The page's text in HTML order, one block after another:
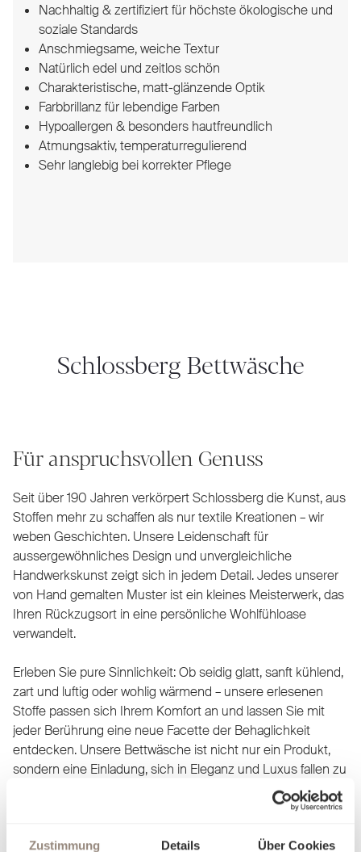
Zustimmung Details Über Cookies
Nachhaltig & zertifiziert für höchste ökologische und
soziale Standards
Anschmiegsame, weiche Textur
Natürlich edel und zeitlos schön
Charakteristische, matt-glänzende Optik
Farbbrillanz für lebendige Farben
Hypoallergen & besonders hautfreundlich
Atmungsaktiv, temperaturregulierend
Sehr langlebig bei korrekter Pflege
Schlossberg Bettwäsche
Für anspruchsvollen Genuss
Seit über 190 Jahren verkörpert Schlossberg die Kunst, aus
Stoffen mehr zu schaffen als nur textile Kreationen – wir
weben Geschichten. Unsere Leidenschaft für
aussergewöhnliches Design und unvergleichliche
Handwerkskunst zeigt sich in jedem Detail. Jedes unserer
von Hand gemalten Muster ist ein kleines Meisterwerk, das
Ihren Rückzugsort in eine persönliche Wohlfühloase
verwandelt.
Erleben Sie pure Sinnlichkeit: Ob seidig glatt, sanft kühlend,
zart und luftig oder wohlig wärmend – unsere erlesenen
Stoffe passen sich Ihrem Komfort an und lassen Sie mit
jeder Berührung eine neue Facette der Behaglichkeit
entdecken. Unsere Bettwäsche ist nicht nur ein Produkt,
sondern eine Einladung, sich in Eleganz und Luxus fallen zu
lassen. Finden Sie heraus, worin Sie sich am besten
aufgehoben fühlen, und träumen Sie sich in Welten, die nur